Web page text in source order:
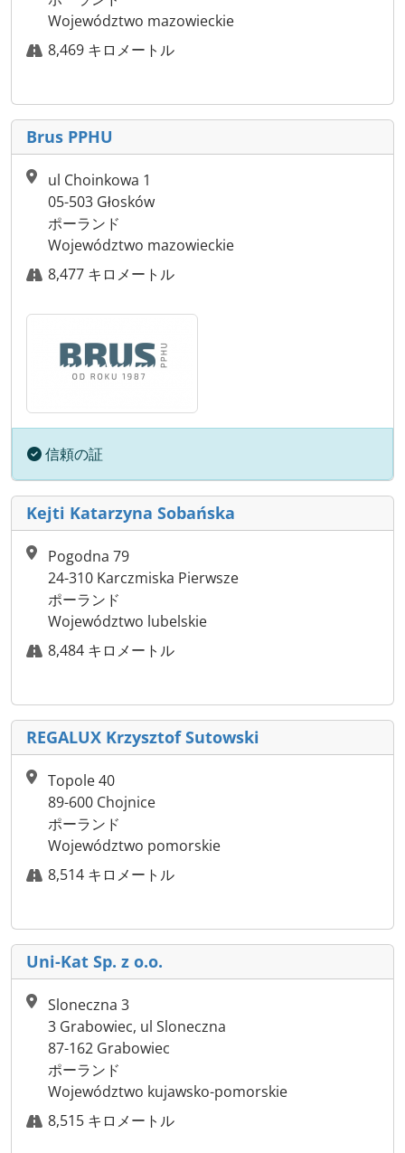
Województwo mazowieckie
8,469 キロメートル
Brus PPHU
ul Choinkowa 1
05-503 Głosków
ポーランド
Województwo mazowieckie
8,477 キロメートル
信頼の証
Kejti Katarzyna Sobańska
Pogodna 79
24-310 Karczmiska Pierwsze
ポーランド
Województwo lubelskie
8,484 キロメートル
REGALUX Krzysztof Sutowski
Topole 40
89-600 Chojnice
ポーランド
Województwo pomorskie
8,514 キロメートル
Uni-Kat Sp. z o.o.
Sloneczna 3
3 Grabowiec, ul Sloneczna
87-162 Grabowiec
ポーランド
Województwo kujawsko-pomorskie
8,515 キロメートル